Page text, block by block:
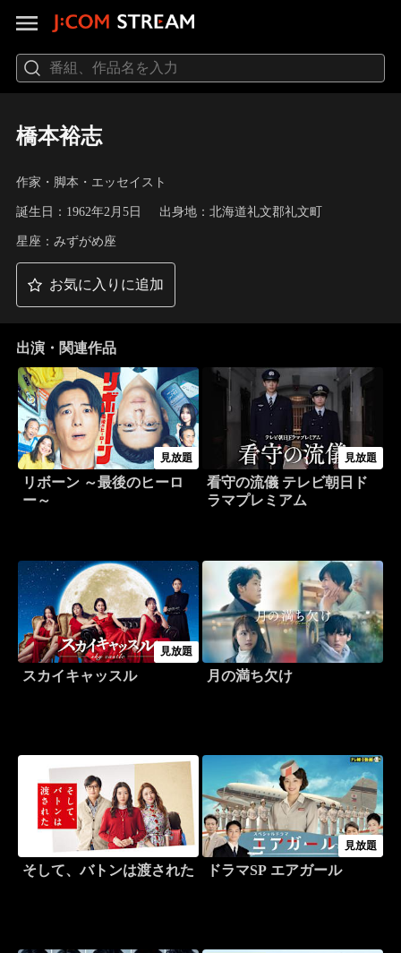
橋本裕志
作家・脚本・エッセイスト
誕生日：1962年2月5日 出身地：北海道礼文郡礼文町
星座：みずがめ座
お気に入りに追加
出演・関連作品
見放題
リボーン ～最後のヒーロ
ー～
見放題
看守の流儀 テレビ朝日ド
ラマプレミアム
見放題
スカイキャッスル 月の満ち欠け
そして、バトンは渡された
見放題
ドラマSP エアガール